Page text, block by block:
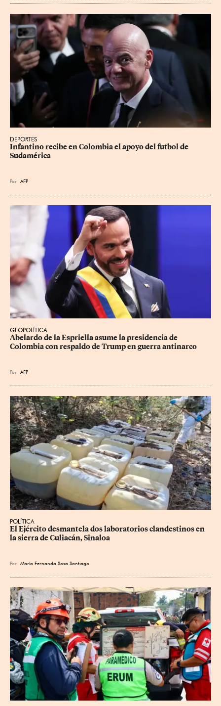
DEPORTES
Infantino recibe en Colombia el apoyo del futbol de
Sudamérica
Por AFP
GEOPOLÍTICA
Abelardo de la Espriella asume la presidencia de
Colombia con respaldo de Trump en guerra antinarco
Por AFP
POLÍTICA
El Ejército desmantela dos laboratorios clandestinos en
la sierra de Culiacán, Sinaloa
Por María Fernanda Sosa Santiago